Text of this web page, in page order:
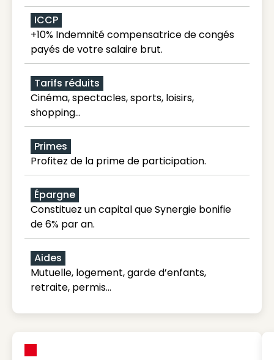
ICCP
+10% Indemnité compensatrice de congés
payés de votre salaire brut.
Tarifs réduits
Cinéma, spectacles, sports, loisirs,
shopping...
Primes
Profitez de la prime de participation.
Épargne
Constituez un capital que Synergie bonifie
de 6% par an.
Aides
Mutuelle, logement, garde d’enfants,
retraite, permis…